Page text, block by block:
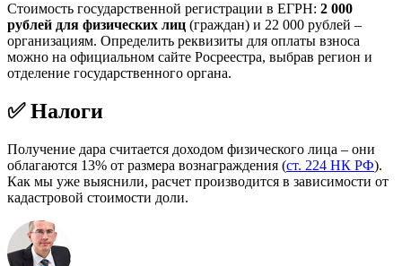
Стоимость государственной регистрации в ЕГРН: 2 000
рублей для физических лиц (граждан) и 22 000 рублей –
организациям. Определить реквизиты для оплаты взноса
можно на официальном сайте Росреестра, выбрав регион и
отделение государственного органа.
✅ Налоги
Получение дара считается доходом физического лица – они
облагаются 13% от размера вознаграждения (ст. 224 НК РФ).
Как мы уже выяснили, расчет производится в зависимости от
кадастровой стоимости доли.